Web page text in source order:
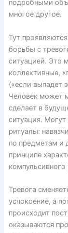
подробными
многое другое.
Тут
борьбы с
ситуацией. Это
коллективные,
(«если выпадет
Человек может
сделает в
ситуация.
ритуалы:
по предметам и
принципе
Тревога
успокоение, а
происходит
оказываются